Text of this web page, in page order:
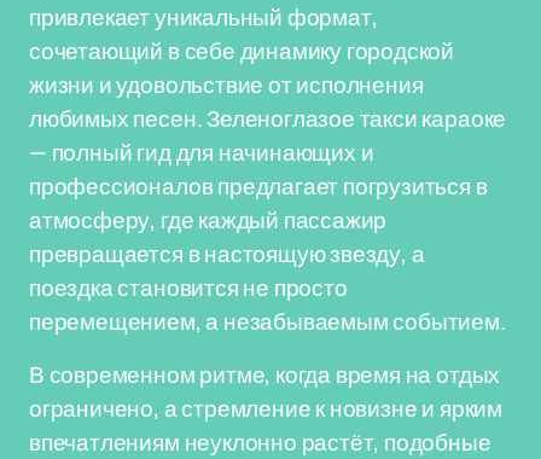
привлекает уникальный формат,
сочетающий в себе динамику городской
жизни и удовольствие от исполнения
любимых песен. Зеленоглазое такси караоке
— полный гид для начинающих и
профессионалов предлагает погрузиться в
атмосферу, где каждый пассажир
превращается в настоящую звезду, а
поездка становится не просто
перемещением, а незабываемым событием.
В современном ритме, когда время на отдых
ограничено, а стремление к новизне и ярким
впечатлениям неуклонно растёт, подобные